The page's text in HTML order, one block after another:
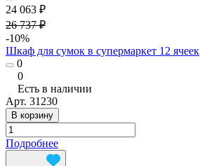
24 063 ₽
26 737 ₽
-10%
Шкаф для сумок в супермаркет 12 ячеек
0
0
Есть в наличии
Арт. 31230
В корзину
Подробнее